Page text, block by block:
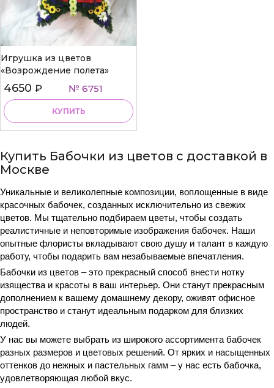
Игрушка из цветов
«Возрождение полета»
4650 ₽ № 6751
КУПИТЬ
Купить Бабочки из цветов с доставкой в
Москве
Уникальные и великолепные композиции, воплощенные в виде
красочных бабочек, созданных исключительно из свежих
цветов. Мы тщательно подбираем цветы, чтобы создать
реалистичные и неповторимые изображения бабочек. Наши
опытные флористы вкладывают свою душу и талант в каждую
работу, чтобы подарить вам незабываемые впечатления.
Бабочки из цветов – это прекрасный способ внести нотку
изящества и красоты в ваш интерьер. Они станут прекрасным
дополнением к вашему домашнему декору, оживят офисное
пространство и станут идеальным подарком для близких
людей.
У нас вы можете выбрать из широкого ассортимента бабочек
разных размеров и цветовых решений. От ярких и насыщенных
оттенков до нежных и пастельных гамм – у нас есть бабочка,
удовлетворяющая любой вкус.